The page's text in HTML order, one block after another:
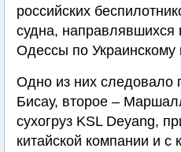
российских
судна,
Одессы по Украинскому
Одно из них следовало
Бисау, второе –
сухогруз KSL Deyang,
китайской компании и